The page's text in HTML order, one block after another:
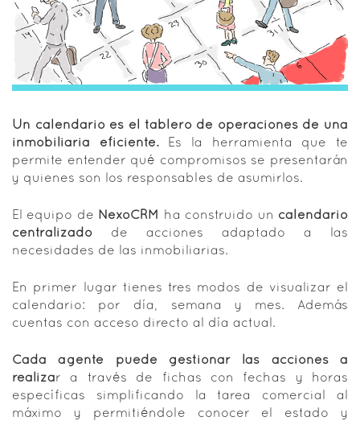
Un calendario es el tablero de operaciones de una
inmobiliaria eficiente.Es la herramienta que te
permite entender qué compromisos se presentarán
y quienes son los responsables de asumirlos.
El equipo de NexoCRM ha construido un calendario
centralizado de acciones adaptado a las
necesidades de las inmobiliarias.
En primer lugar tienes tres modos de visualizar el
calendario: por día, semana y mes. Además
cuentas con acceso directo al día actual.
Cada agente puede gestionar las acciones a
realizar a través de fichas con fechas y horas
específicas simplificando la tarea comercial al
máximo y permitiéndole conocer el estado y